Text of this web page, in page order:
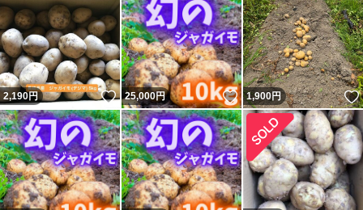
2,190円 いいね！
25,000円 いいね！
1,900円